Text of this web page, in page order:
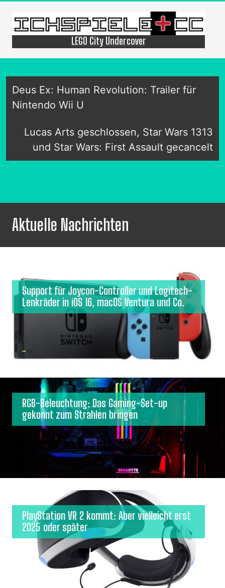
LEGO City Undercover
Deus Ex: Human Revolution: Trailer für
Nintendo Wii U
Lucas Arts geschlossen, Star Wars 1313
und Star Wars: First Assault gecancelt
Aktuelle Nachrichten
Support für Joycon-Controller und Logitech-
Lenkräder in iOS 16, macOS Ventura und Co.
RGB-Beleuchtung: Das Gaming-Set-up
gekonnt zum Strahlen bringen
PlayStation VR 2 kommt: Aber vielleicht erst
2025 oder später